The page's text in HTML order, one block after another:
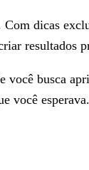
Com dicas
resultados
você busca
você